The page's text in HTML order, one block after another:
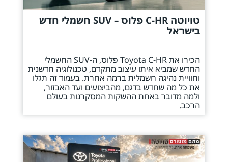
טויוטה C-HR פלוס – SUV חשמלי חדש
בישראל
הכירו את Toyota C-HR פלוס, ה-SUV החשמלי
החדש שמביא איתו עיצוב מתקדם, טכנולוגיה חדשנית
וחוויית נהיגה חשמלית ברמה אחרת. בעמוד זה תגלו
את כל מה שחדש בדגם, מהביצועים ועד האבזור,
ולמה מדובר באחת ההשקות המסקרנות בעולם
הרכב.